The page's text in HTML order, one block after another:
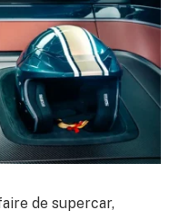
de supercar,